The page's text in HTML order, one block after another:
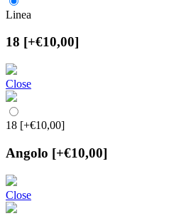
Linea
18 [+€10,00]
Close
18 [+€10,00]
Angolo [+€10,00]
Close